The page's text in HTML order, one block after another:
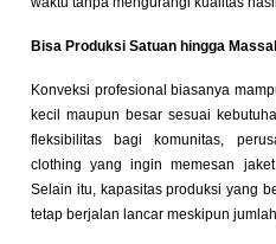
Bisa Produksi Satuan hingga Massal
Konveksi profesional biasanya
kecil maupun besar sesuai
fleksibilitas bagi komunitas,
clothing yang ingin memesan
Selain itu, kapasitas produksi yang
tetap berjalan lancar meskipun